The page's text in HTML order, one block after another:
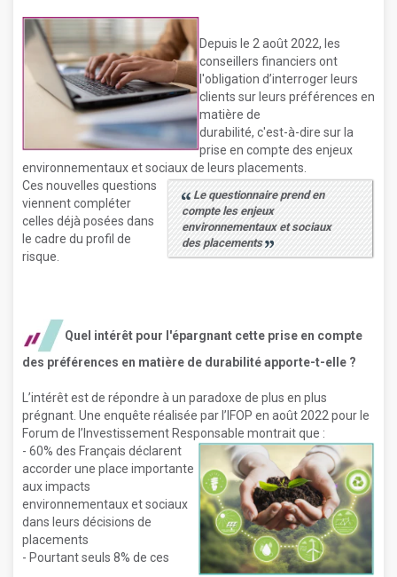
Depuis le 2 août 2022, les
conseillers financiers ont
l'obligation d’interroger leurs
clients sur leurs préférences en
matière de
durabilité, c'est-à-dire sur la
prise en compte des enjeux
environnementaux et sociaux de leurs placements.
Le questionnaire prend en
compte les enjeux
environnementaux et sociaux
des placements
Ces nouvelles questions
viennent compléter
celles déjà posées dans
le cadre du profil de
risque.
Quel intérêt pour l'épargnant cette prise en compte
des préférences en matière de durabilité apporte-t-elle ?
L’intérêt est de répondre à un paradoxe de plus en plus
prégnant. Une enquête réalisée par l’IFOP en août 2022 pour le
Forum de l’Investissement Responsable montrait que :
- 60% des Français déclarent
accorder une place importante
aux impacts
environnementaux et sociaux
dans leurs décisions de
placements
- Pourtant seuls 8% de ces